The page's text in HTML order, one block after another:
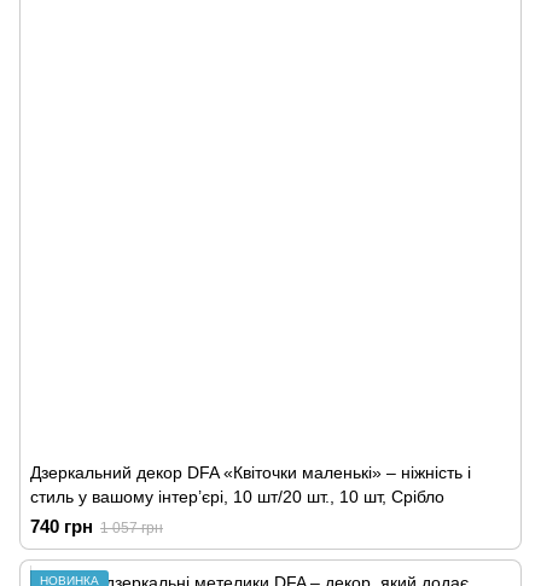
Дзеркальний декор DFA «Квіточки маленькі» – ніжність і
стиль у вашому інтер’єрі, 10 шт/20 шт., 10 шт, Срібло
740 грн 1 057 грн
НОВИНКА